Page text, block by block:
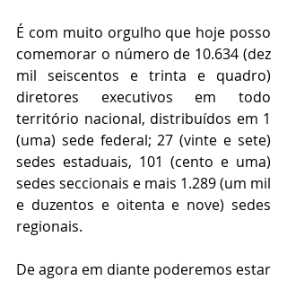
É com muito orgulho que hoje posso
comemorar o número de 10.634 (dez
mil seiscentos e trinta e quadro)
diretores executivos em todo
território nacional, distribuídos em 1
(uma) sede federal; 27 (vinte e sete)
sedes estaduais, 101 (cento e uma)
sedes seccionais e mais 1.289 (um mil
e duzentos e oitenta e nove) sedes
regionais.
De agora em diante poderemos estar